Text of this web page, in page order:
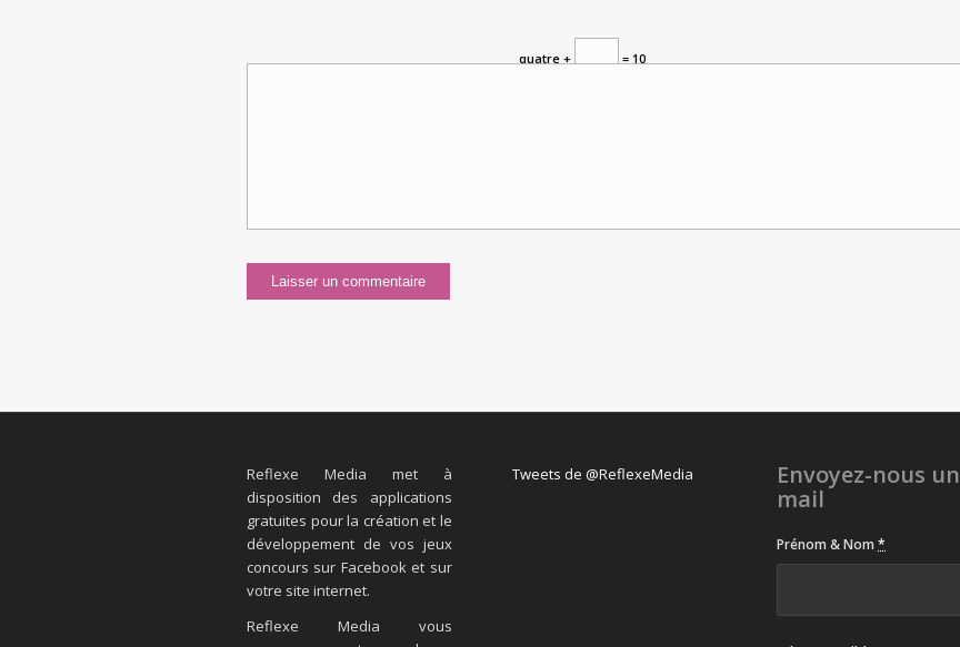
quatre + = 10
Reflexe Media met à
disposition des applications
gratuites pour la création et le
développement de vos jeux
concours sur Facebook et sur
votre site internet.
Reflexe Media vous
Tweets de @ReflexeMedia
Envoyez-nous un
mail
Prénom & Nom *